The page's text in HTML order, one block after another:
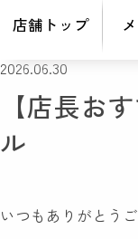
店舗トップ
2026.06.30
【店長お
ル
いつもありがとう